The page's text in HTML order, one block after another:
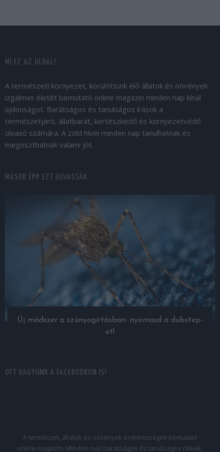
MI EZ AZ OLDAL?
A természeti környezet, körülöttünk élő állatok és növények
izgalmas életét bemutató online magazin minden nap kínál
újdonságot. Barátságos és tanulságos írások a
természetjáró, állatbarát, kertészkedő és környezetvédő
olvasó számára. A zöld hívei minden nap tanulhatnak és
megoszthatnak valami jót.
MÁSOK ÉPP EZT OLVASSÁK
Új módszer a szúnyogírtásban: nyomasd a dubstep-
et!
OTT VAGYUNK A FACEBOOKON IS!
A természet, állatok és növények érdekességeit bemutató
online magazin. Minden nap barátságos és tanulságos cikkek,